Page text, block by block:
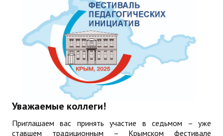
Противодействие коррупции
В ПОМОЩЬ УЧИТЕЛЮ
Организация УВП
Карта ГИА РК
Уважаемые коллеги!
Приглашаем вас принять участие в седьмом – уже
ставшем традиционным – Крымском фестивале